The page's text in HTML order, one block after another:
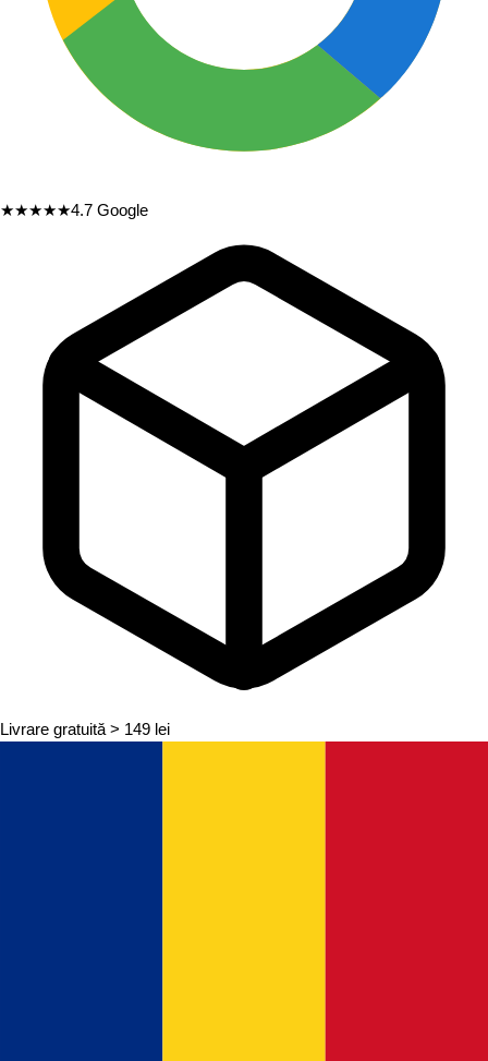
★★★★★4.7 Google
Livrare gratuită > 149 lei